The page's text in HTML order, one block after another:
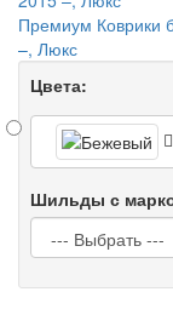
Премиум Коврики
–, Люкс
Цвета:
Шильды с